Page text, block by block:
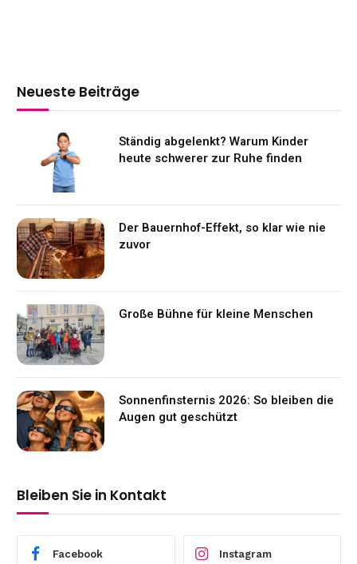
Neueste Beiträge
Ständig abgelenkt? Warum Kinder
heute schwerer zur Ruhe finden
Der Bauernhof-Effekt, so klar wie nie
zuvor
Große Bühne für kleine Menschen
Sonnenfinsternis 2026: So bleiben die
Augen gut geschützt
Bleiben Sie in Kontakt
Facebook Instagram